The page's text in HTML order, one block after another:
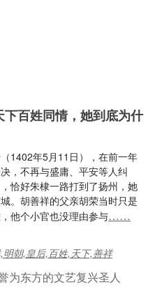
百姓同情，她到底为什
1402年5月11日），在前一年
，不再与盛庸、平安等人纠
恰好朱棣一路打到了扬州，她
。胡善祥的父亲胡荣当时只是
他个小官也没理由参与……
明朝,皇后,百姓,天下,善祥